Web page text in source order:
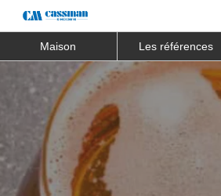
Maison Les références